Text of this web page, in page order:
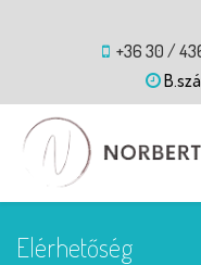
+36 30 /
Elérhetőség